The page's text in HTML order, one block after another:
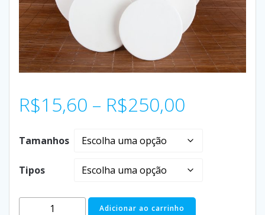
R$15,60 – R$250,00
Tamanhos
Tipos
Adicionar ao carrinho